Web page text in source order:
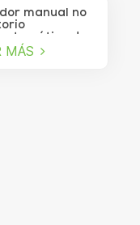
manual no
de
refrescos,
MÁS